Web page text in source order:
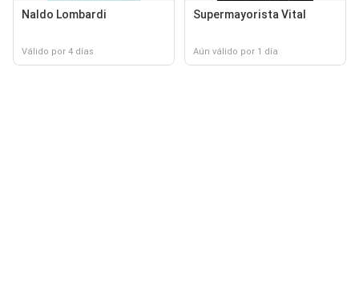
Naldo Lombardi
Válido por 4 días
Supermayorista Vital
Aún válido por 1 día